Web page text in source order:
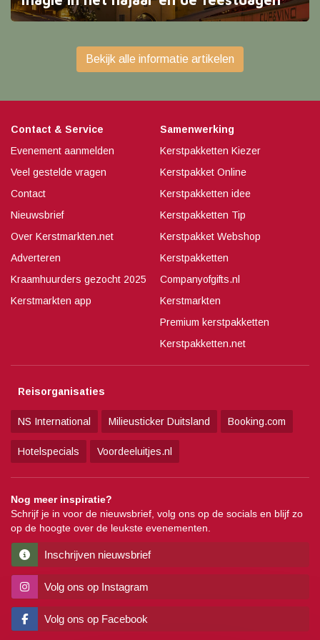
Deze Zuid-Limburgse parel is een plek waar historie,
Bekijk alle informatie artikelen
Contact & Service
Evenement aanmelden
Veel gestelde vragen
Contact
Nieuwsbrief
Over Kerstmarkten.net
Adverteren
Kraamhuurders gezocht 2025
Kerstmarkten app
Samenwerking
Kerstpakketten Kiezer
Kerstpakket Online
Kerstpakketten idee
Kerstpakketten Tip
Kerstpakket Webshop
Kerstpakketten
Companyofgifts.nl
Kerstmarkten
Premium kerstpakketten
Kerstpakketten.net
Reisorganisaties
NS International Milieusticker Duitsland Booking.com
Hotelspecials Voordeeluitjes.nl
Nog meer inspiratie?
Schrijf je in voor de nieuwsbrief, volg ons op de socials en blijf zo
op de hoogte over de leukste evenementen.
Inschrijven nieuwsbrief
Volg ons op Instagram
Volg ons op Facebook